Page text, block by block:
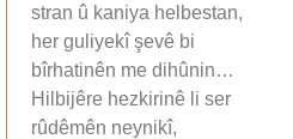
stran û kaniya helbestan,
her guliyekî şevê bi
bîrhatinên me dihûnin…
Hilbijêre hezkirinê li ser
rûdêmên neynikî,